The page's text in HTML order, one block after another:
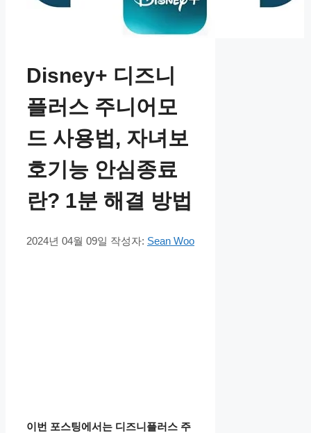
Disney+ 디즈니
플러스 주니어모
드 사용법, 자녀보
호기능 안심종료
란? 1분 해결 방법
2024년 04월 09일 작성자: Sean Woo
이번 포스팅에서는 디즈니플러스 주